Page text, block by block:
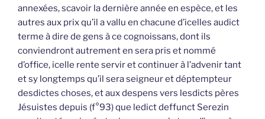
annexées, scavoir la dernière année en espèce, et les
autres aux prix qu’il a vallu en chacune d’icelles audict
terme à dire de gens à ce cognoissans, dont ils
conviendront autrement en sera pris et nommé
d’office, icelle rente servir et continuer à l’advenir tant
et sy longtemps qu’il sera seigneur et déptempteur
desdictes choses, et aux despens vers lesdicts pères
Jésuistes depuis (f°93) que ledict deffunct Serezin